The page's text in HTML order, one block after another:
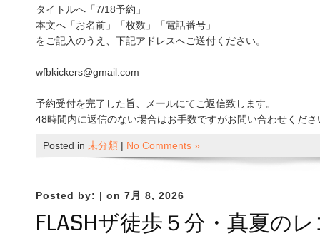
タイトルへ「7/18予約」
本文へ「お名前」「枚数」「電話番号」
をご記入のうえ、下記アドレスへご送付ください。
wfbkickers@gmail.com
予約受付を完了した旨、メールにてご返信致します。
48時間内に返信のない場合はお手数ですがお問い合わせくださ
Posted in 未分類 | No Comments »
Posted by: | on 7月 8, 2026
FLASHザ徒歩５分・真夏の